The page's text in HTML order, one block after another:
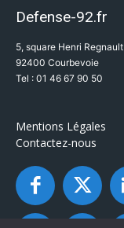
Defense-92.fr
5, square Henri Regnault
92400 Courbevoie
Tel : 01 46 67 90 50
Mentions Légales
Contactez-nous